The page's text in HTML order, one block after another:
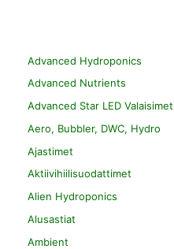
Advanced Hydroponics
Advanced Nutrients
Advanced Star LED Valaisimet
Aero, Bubbler, DWC, Hydro
Ajastimet
Aktiivihiilisuodattimet
Alien Hydroponics
Alusastiat
Ambient